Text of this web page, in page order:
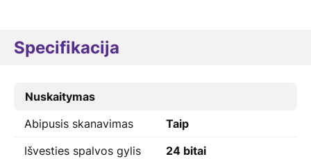
Specifikacija
Nuskaitymas
Abipusis skanavimas
Taip
Išvesties spalvos gylis
24 bitai